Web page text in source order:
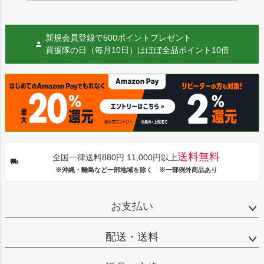
新規会員登録で500ポイントプレゼント
買援隊の日（毎月10日）はほぼ全品ポイント10倍
全国一律送料880円 11,000円以上送料無料
※沖縄・離島など一部地域を除く ※一部例外商品あり
お支払い
配送・送料